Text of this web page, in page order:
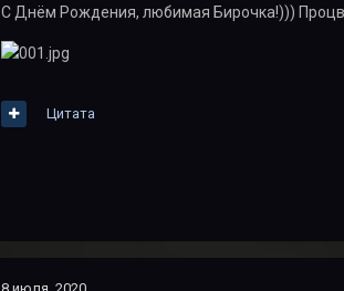
С Днём Рождения, любимая Бирочка!)))
Цитата